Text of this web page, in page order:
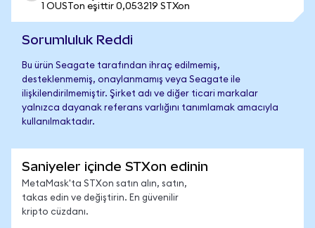
1 OUSTon eşittir 0,053219 STXon
Sorumluluk Reddi
Bu ürün Seagate tarafından ihraç edilmemiş,
desteklenmemiş, onaylanmamış veya Seagate ile
ilişkilendirilmemiştir. Şirket adı ve diğer ticari markalar
yalnızca dayanak referans varlığını tanımlamak amacıyla
kullanılmaktadır.
Saniyeler içinde STXon edinin
MetaMask'ta STXon satın alın, satın,
takas edin ve değiştirin. En güvenilir
kripto cüzdanı.